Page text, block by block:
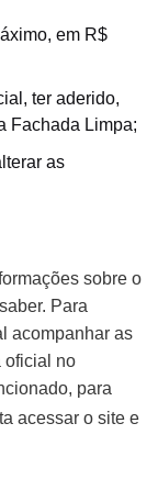
em R$
ter aderido,
Fachada Limpa;
as
sobre o
Para
acompanhar as
oficial no
para
acessar o site e